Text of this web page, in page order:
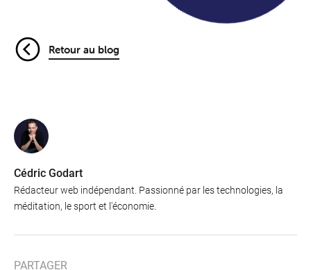
Retour au blog
Cédric Godart
Rédacteur web indépendant. Passionné par les technologies, la
méditation, le sport et l'économie.
PARTAGER